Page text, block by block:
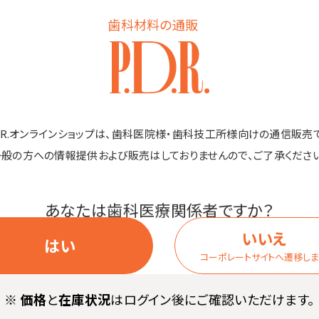
歯科材料の通販
オンラインショップは、歯科医院様・歯科技工所様向けの通信販売
の方への情報提供および販売はしておりませんので、ご了承くださ
あなたは歯科医療関係者ですか？
はい
いいえ
コーポレートサイトへ遷移し
※ 価格と在庫状況はログイン後にご確認いただけます。
商品詳細
塩1230mg入っています。
に。